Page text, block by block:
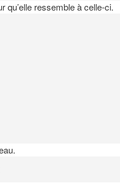
qu’elle ressemble à celle-ci.